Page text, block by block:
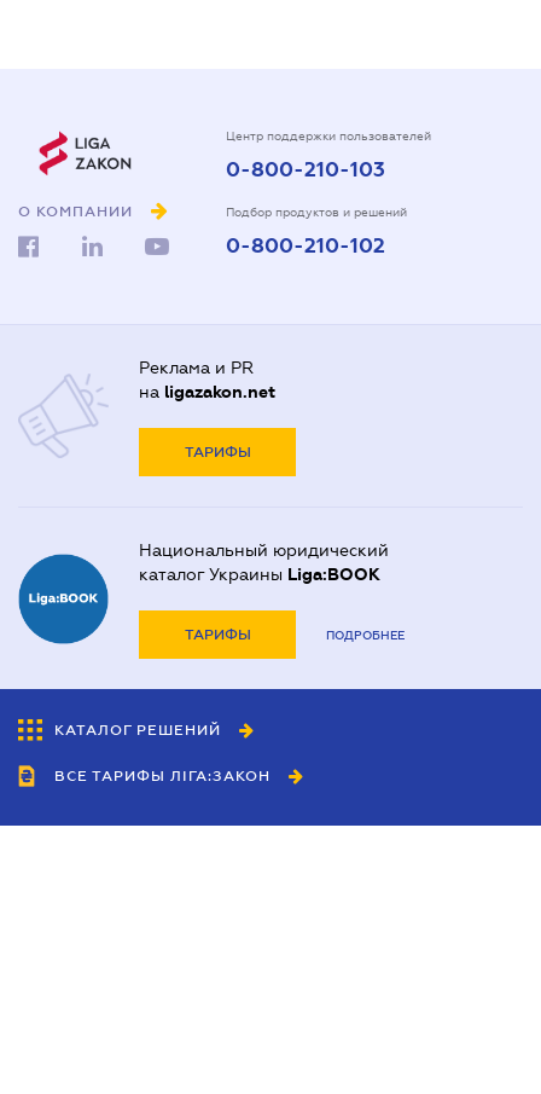
О КОМПАНИИ
Центр поддержки пользователей
0-800-210-103
Подбор продуктов и решений
0-800-210-102
Реклама и PR
на ligazakon.net
ТАРИФЫ
Национальный юридический
каталог Украины Liga:BOOK
ТАРИФЫ ПОДРОБНЕЕ
КАТАЛОГ РЕШЕНИЙ
ВСЕ ТАРИФЫ ЛІГА:ЗАКОН